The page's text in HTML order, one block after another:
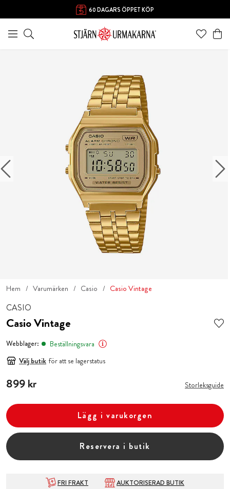
60 DAGARS ÖPPET KÖP
Hem Varumärken Casio Casio Vintage
CASIO
Casio Vintage
Webblager:
Beställningsvara
Välj butik för att se lagerstatus
Pris:899 kr
899 kr Storleksguide
Lägg i varukorgen
Reservera i butik
FRI FRAKT
AUKTORISERAD BUTIK